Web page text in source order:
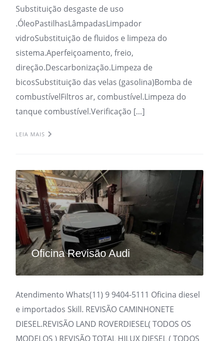
Substituição desgaste de uso
.ÓleoPastilhasLâmpadasLimpador
vidroSubstituição de fluidos e limpeza do
sistema.Aperfeiçoamento, freio,
direção.Descarbonização.Limpeza de
bicosSubstituição das velas (gasolina)Bomba de
combustívelFiltros ar, combustível.Limpeza do
tanque combustível.Verificação […]
LEIA MAIS
Oficina Revisão Audi
Atendimento Whats(11) 9 9404-5111 Oficina diesel
e importados Skill. REVISÃO CAMINHONETE
DIESEL.REVISÃO LAND ROVERDIESEL( TODOS OS
MODELOS ) REVISÃO TOTAL HILUX DIESEL ( TODOS